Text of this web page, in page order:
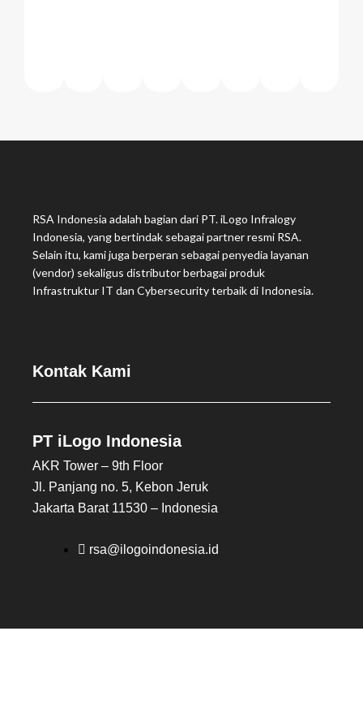
RSA Indonesia adalah bagian dari PT. iLogo Infralogy
Indonesia, yang bertindak sebagai partner resmi RSA.
Selain itu, kami juga berperan sebagai penyedia layanan
(vendor) sekaligus distributor berbagai produk
Infrastruktur IT dan Cybersecurity terbaik di Indonesia.
Kontak Kami
PT iLogo Indonesia
AKR Tower – 9th Floor
Jl. Panjang no. 5, Kebon Jeruk
Jakarta Barat 11530 – Indonesia
rsa@ilogoindonesia.id